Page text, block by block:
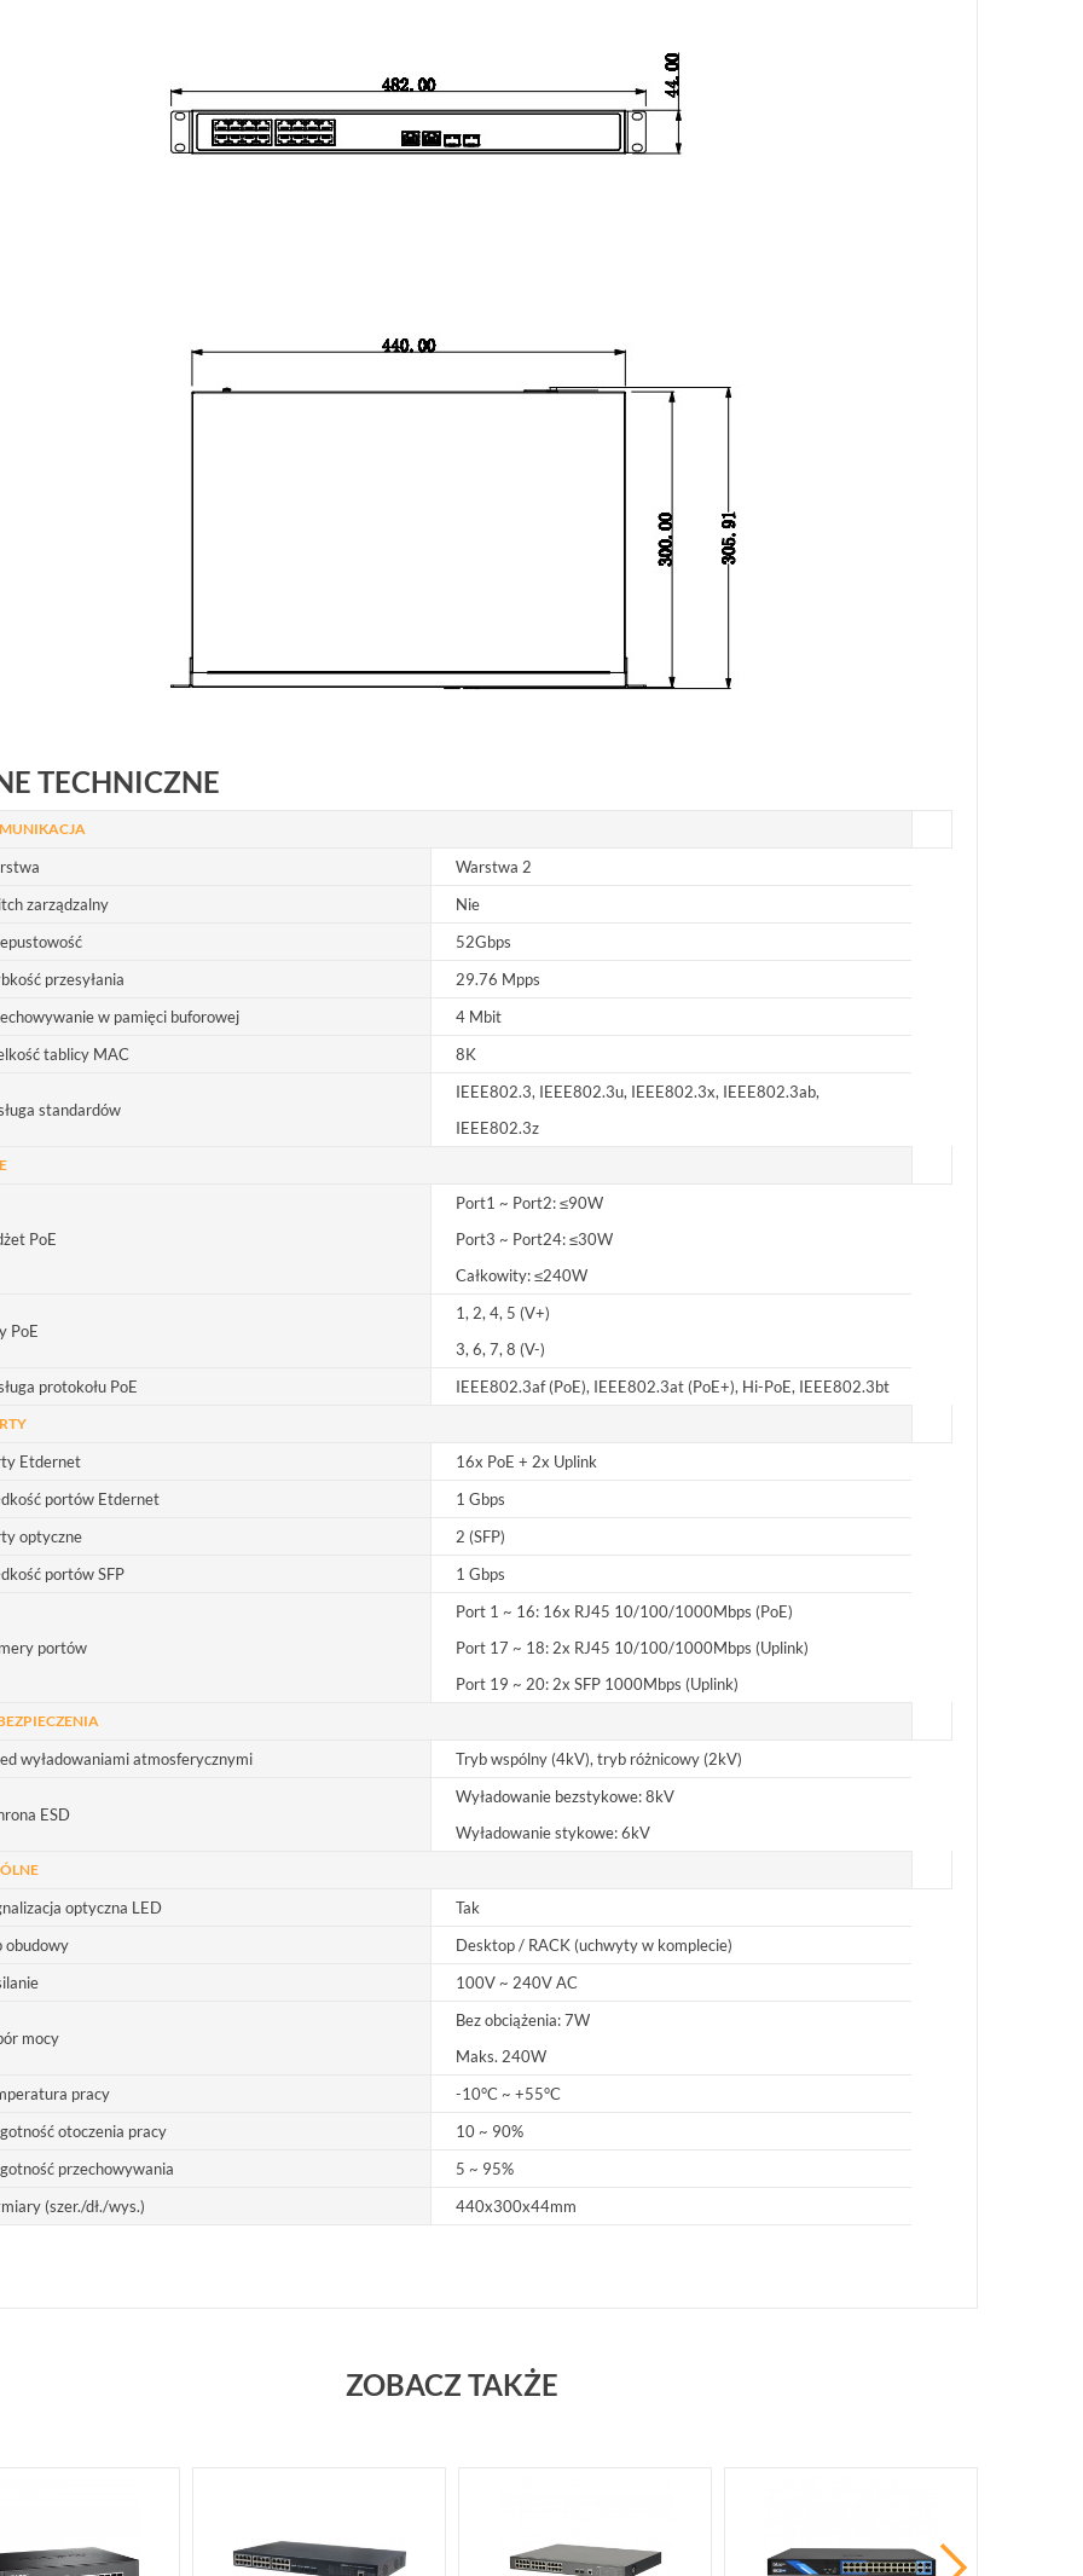
TECHNICZNE
Warstwa 2
zarządzalny
Nie
52Gbps
przesyłania
29.76 Mpps
w pamięci buforowej
4 Mbit
tablicy MAC
8K
standardów
IEEE802.3, IEEE802.3u, IEEE802.3x, IEEE802.3ab,
IEEE802.3z
PoE
Port1 ~ Port2: ≤90W
Port3 ~ Port24: ≤30W
Całkowity: ≤240W
PoE
1, 2, 4, 5 (V+)
3, 6, 7, 8 (V-)
protokołu PoE
IEEE802.3af (PoE), IEEE802.3at (PoE+), Hi-PoE, IEEE802.3bt
Etdernet
16x PoE + 2x Uplink
portów Etdernet
1 Gbps
optyczne
2 (SFP)
portów SFP
1 Gbps
portów
Port 1 ~ 16: 16x RJ45 10/100/1000Mbps (PoE)
Port 17 ~ 18: 2x RJ45 10/100/1000Mbps (Uplink)
Port 19 ~ 20: 2x SFP 1000Mbps (Uplink)
wyładowaniami atmosferycznymi Tryb wspólny (4kV), tryb różnicowy (2kV)
ESD
Wyładowanie bezstykowe: 8kV
Wyładowanie stykowe: 6kV
optyczna LED
Tak
obudowy
Desktop / RACK (uchwyty w komplecie)
100V ~ 240V AC
mocy
Bez obciążenia: 7W
Maks. 240W
pracy
-10°C ~ +55°C
otoczenia pracy
10 ~ 90%
przechowywania
5 ~ 95%
(szer./dł./wys.)
440x300x44mm
ZOBACZ TAKŻE